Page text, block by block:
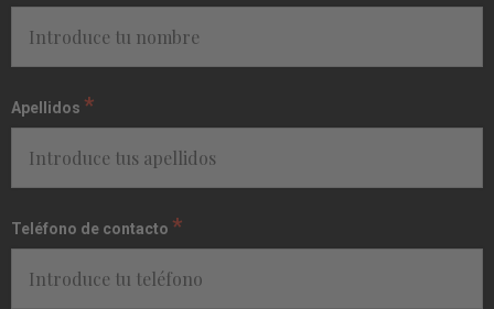
Apellidos *
Teléfono de contacto *